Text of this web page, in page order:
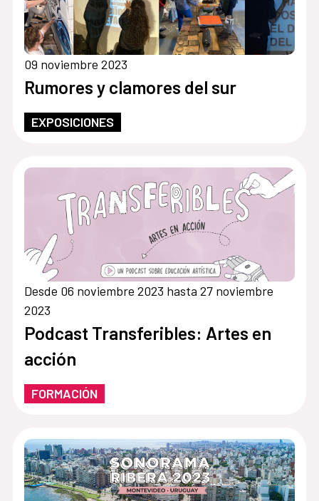
09 noviembre 2023
Rumores y clamores del sur
EXPOSICIONES
Desde 06 noviembre 2023 hasta 27 noviembre
2023
Podcast Transferibles: Artes en
acción
FORMACIÓN